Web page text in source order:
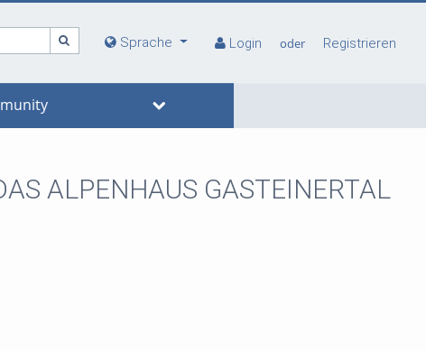
Sprache Login oder Registrieren
ALPENHAUS GASTEINERTAL